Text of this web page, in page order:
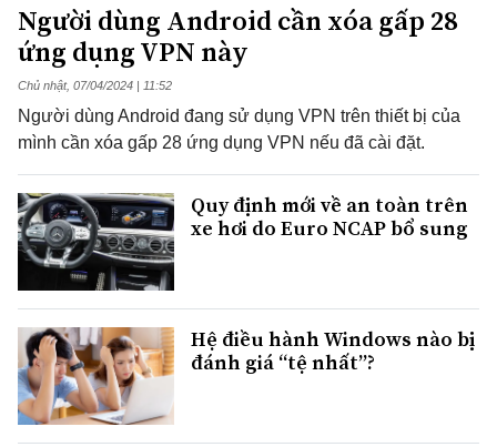
Người dùng Android cần xóa gấp 28
ứng dụng VPN này
Chủ nhật, 07/04/2024 | 11:52
Người dùng Android đang sử dụng VPN trên thiết bị của
mình cần xóa gấp 28 ứng dụng VPN nếu đã cài đặt.
Quy định mới về an toàn trên
xe hơi do Euro NCAP bổ sung
Hệ điều hành Windows nào bị
đánh giá “tệ nhất”?